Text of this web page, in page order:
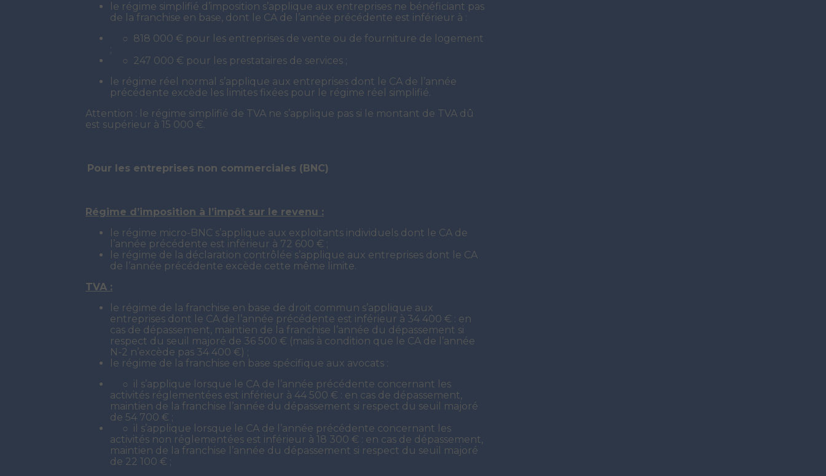
le régime simplifié d’imposition s’applique aux entreprises ne bénéficiant pas
de la franchise en base, dont le CA de l’année précédente est inférieur à :
○ 818 000 € pour les entreprises de vente ou de fourniture de logement
;
○ 247 000 € pour les prestataires de services ;
le régime réel normal s’applique aux entreprises dont le CA de l’année
précédente excède les limites fixées pour le régime réel simplifié.
Attention : le régime simplifié de TVA ne s’applique pas si le montant de TVA dû
est supérieur à 15 000 €.
Pour les entreprises non commerciales (BNC)
Régime d’imposition à l’impôt sur le revenu :
le régime micro-BNC s’applique aux exploitants individuels dont le CA de
l’année précédente est inférieur à 72 600 € ;
le régime de la déclaration contrôlée s’applique aux entreprises dont le CA
de l’année précédente excède cette même limite.
TVA :
le régime de la franchise en base de droit commun s’applique aux
entreprises dont le CA de l’année précédente est inférieur à 34 400 € : en
cas de dépassement, maintien de la franchise l’année du dépassement si
respect du seuil majoré de 36 500 € (mais à condition que le CA de l’année
N-2 n’excède pas 34 400 €) ;
le régime de la franchise en base spécifique aux avocats :
○ il s’applique lorsque le CA de l’année précédente concernant les
activités réglementées est inférieur à 44 500 € : en cas de dépassement,
maintien de la franchise l’année du dépassement si respect du seuil majoré
de 54 700 € ;
○ il s’applique lorsque le CA de l’année précédente concernant les
activités non réglementées est inférieur à 18 300 € : en cas de dépassement,
maintien de la franchise l’année du dépassement si respect du seuil majoré
de 22 100 € ;